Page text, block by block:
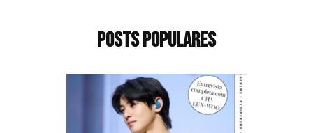
Posts populares